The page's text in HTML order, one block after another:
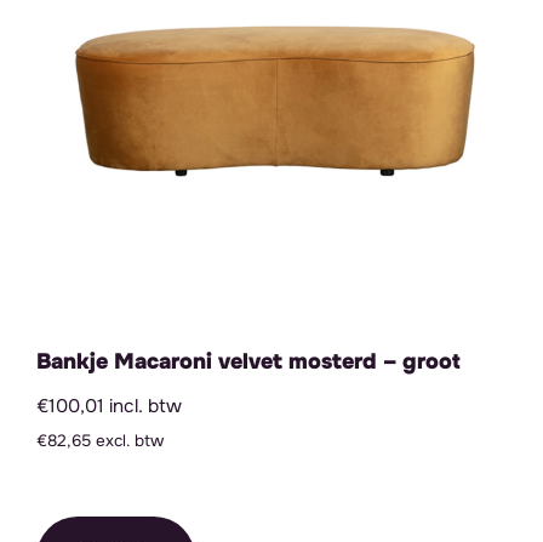
Bankje Macaroni velvet mosterd – groot
€100,01 incl. btw
€82,65 excl. btw